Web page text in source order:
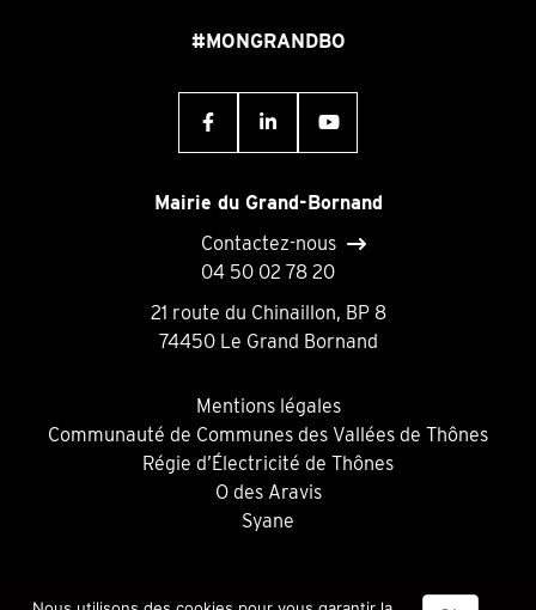
#MONGRANDBO
Mairie du Grand-Bornand
Contactez-nous
04 50 02 78 20
21 route du Chinaillon, BP 8
74450 Le Grand Bornand
Mentions légales
Communauté de Communes des Vallées de Thônes
Régie d’Électricité de Thônes
O des Aravis
Syane